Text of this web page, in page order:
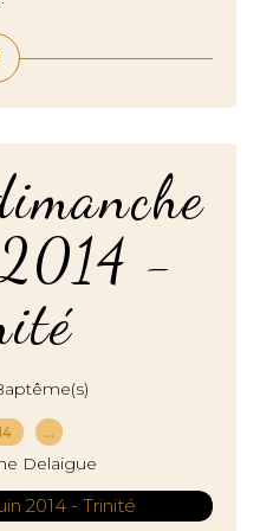
-
…
Delaigue